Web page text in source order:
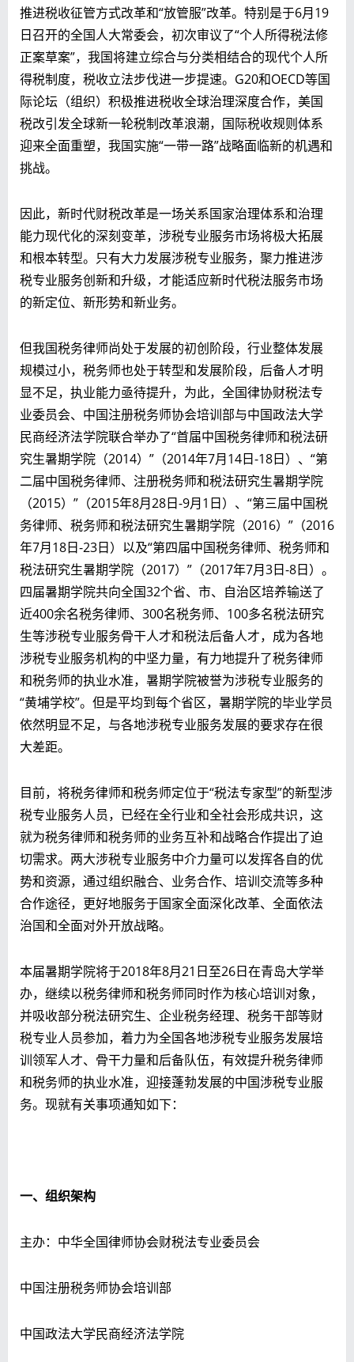
推进税收征管方式改革和“放管服”改革。特别是于6月19
日召开的全国人大常委会，初次审议了“个人所得税法修
正案草案”，我国将建立综合与分类相结合的现代个人所
得税制度，税收立法步伐进一步提速。G20和OECD等国
际论坛（组织）积极推进税收全球治理深度合作，美国
税改引发全球新一轮税制改革浪潮，国际税收规则体系
迎来全面重塑，我国实施“一带一路”战略面临新的机遇和
挑战。
因此，新时代财税改革是一场关系国家治理体系和治理
能力现代化的深刻变革，涉税专业服务市场将极大拓展
和根本转型。只有大力发展涉税专业服务，聚力推进涉
税专业服务创新和升级，才能适应新时代税法服务市场
的新定位、新形势和新业务。
但我国税务律师尚处于发展的初创阶段，行业整体发展
规模过小，税务师也处于转型和发展阶段，后备人才明
显不足，执业能力亟待提升，为此，全国律协财税法专
业委员会、中国注册税务师协会培训部与中国政法大学
民商经济法学院联合举办了“首届中国税务律师和税法研
究生暑期学院（2014）”（2014年7月14日-18日）、“第
二届中国税务律师、注册税务师和税法研究生暑期学院
（2015）”（2015年8月28日-9月1日）、“第三届中国税
务律师、税务师和税法研究生暑期学院（2016）”（2016
年7月18日-23日）以及“第四届中国税务律师、税务师和
税法研究生暑期学院（2017）”（2017年7月3日-8日）。
四届暑期学院共向全国32个省、市、自治区培养输送了
近400余名税务律师、300名税务师、100多名税法研究
生等涉税专业服务骨干人才和税法后备人才，成为各地
涉税专业服务机构的中坚力量，有力地提升了税务律师
和税务师的执业水准，暑期学院被誉为涉税专业服务的
“黄埔学校”。但是平均到每个省区，暑期学院的毕业学员
依然明显不足，与各地涉税专业服务发展的要求存在很
大差距。
目前，将税务律师和税务师定位于“税法专家型”的新型涉
税专业服务人员，已经在全行业和全社会形成共识，这
就为税务律师和税务师的业务互补和战略合作提出了迫
切需求。两大涉税专业服务中介力量可以发挥各自的优
势和资源，通过组织融合、业务合作、培训交流等多种
合作途径，更好地服务于国家全面深化改革、全面依法
治国和全面对外开放战略。
本届暑期学院将于2018年8月21日至26日在青岛大学举
办，继续以税务律师和税务师同时作为核心培训对象，
并吸收部分税法研究生、企业税务经理、税务干部等财
税专业人员参加，着力为全国各地涉税专业服务发展培
训领军人才、骨干力量和后备队伍，有效提升税务律师
和税务师的执业水准，迎接蓬勃发展的中国涉税专业服
务。现就有关事项通知如下：
一、组织架构
主办：中华全国律师协会财税法专业委员会
中国注册税务师协会培训部
中国政法大学民商经济法学院